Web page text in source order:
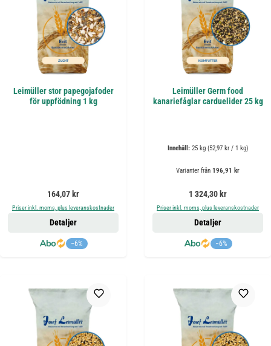
Leimüller stor papegojafoder
för uppfödning 1 kg
Ordinarie pris:
164,07 kr
Priser inkl. moms, plus leveranskostnader
−6%
Detaljer
Leimüller Germ food
kanariefåglar carduelider 25 kg
Innehåll: 25 kg (52,97 kr / 1 kg)
Varianter från 196,91 kr
Ordinarie pris:
1 324,30 kr
Priser inkl. moms, plus leveranskostnader
−6%
Detaljer